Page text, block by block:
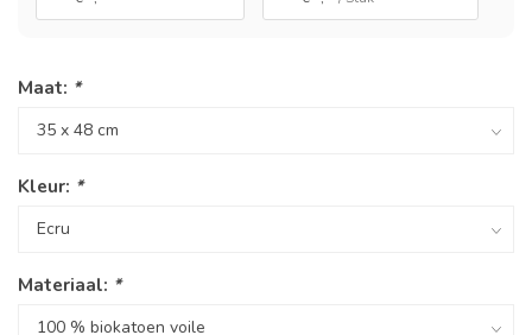
Maat: *
Kleur: *
Materiaal: *